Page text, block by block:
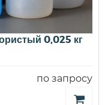
0,025 кг
по запросу